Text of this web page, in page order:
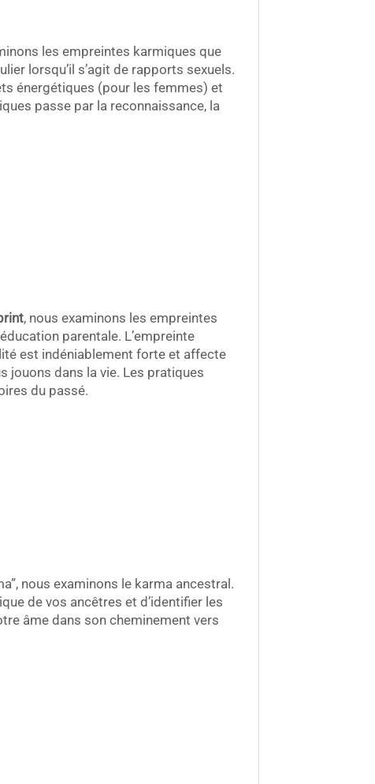
les empreintes karmiques que
lorsqu’il s’agit de rapports sexuels.
énergétiques (pour les femmes) et
passe par la reconnaissance, la
, nous examinons les empreintes
parentale. L’empreinte
est indéniablement forte et affecte
jouons dans la vie. Les pratiques
du passé.
nous examinons le karma ancestral.
de vos ancêtres et d’identifier les
âme dans son cheminement vers